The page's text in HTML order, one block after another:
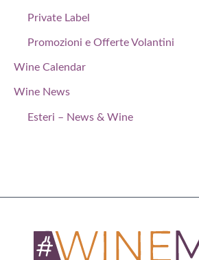
Private Label
Promozioni e Offerte Volantini
Wine Calendar
Wine News
Esteri – News & Wine